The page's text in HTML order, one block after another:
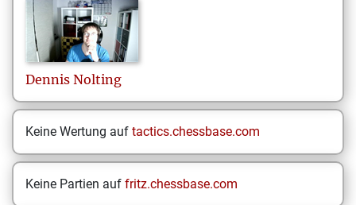
Dennis Nolting
Keine Wertung auf tactics.chessbase.com
Keine Partien auf fritz.chessbase.com